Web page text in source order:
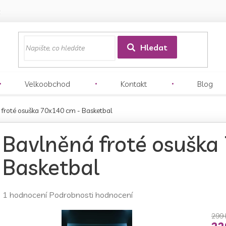
Hledat
Velkoobchod Kontakt Blog
osuška 70x140 cm - Basketbal
Bavlněná froté
Basketbal
Průměrné
1 hodnocení Podrobnosti hodnocení
299